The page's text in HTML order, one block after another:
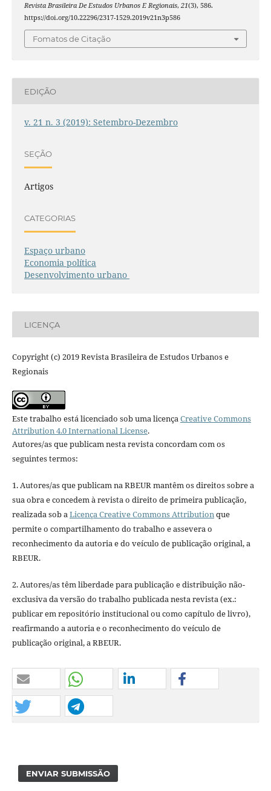
Revista Brasileira De Estudos Urbanos E Regionais, 21(3), 586.
https://doi.org/10.22296/2317-1529.2019v21n3p586
Fomatos de Citação
EDIÇÃO
v. 21 n. 3 (2019): Setembro-Dezembro
SEÇÃO
Artigos
CATEGORIAS
Espaço urbano
Economia política
Desenvolvimento urbano
LICENÇA
Copyright (c) 2019 Revista Brasileira de Estudos Urbanos e
Regionais
Este trabalho está licenciado sob uma licençaCreative Commons
Attribution 4.0 International License.
Autores/as que publicam nesta revista concordam com os
seguintes termos:
1. Autores/as que publicam na RBEUR mantêm os direitos sobre a
sua obra e concedem à revista o direito de primeira publicação,
realizada sob aLicença Creative Commons Attributionque
permite o compartilhamento do trabalho e assevera o
reconhecimento da autoria e do veículo de publicação original, a
RBEUR.
2. Autores/as têm liberdade para publicação e distribuição não-
exclusiva da versão do trabalho publicada nesta revista (ex.:
publicar em repositório institucional ou como capítulo de livro),
reafirmando a autoria e o reconhecimento do veículo de
publicação original, a RBEUR.
ENVIAR SUBMISSÃO